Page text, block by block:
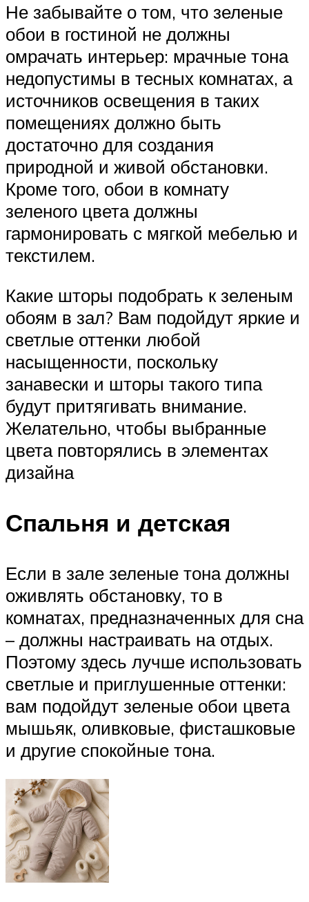
Не забывайте о том, что зеленые
обои в гостиной не должны
омрачать интерьер: мрачные тона
недопустимы в тесных комнатах, а
источников освещения в таких
помещениях должно быть
достаточно для создания
природной и живой обстановки.
Кроме того, обои в комнату
зеленого цвета должны
гармонировать с мягкой мебелью и
текстилем.
Какие шторы подобрать к зеленым
обоям в зал? Вам подойдут яркие и
светлые оттенки любой
насыщенности, поскольку
занавески и шторы такого типа
будут притягивать внимание.
Желательно, чтобы выбранные
цвета повторялись в элементах
дизайна
Спальня и детская
Если в зале зеленые тона должны
оживлять обстановку, то в
комнатах, предназначенных для сна
– должны настраивать на отдых.
Поэтому здесь лучше использовать
светлые и приглушенные оттенки:
вам подойдут зеленые обои цвета
мышьяк, оливковые, фисташковые
и другие спокойные тона.